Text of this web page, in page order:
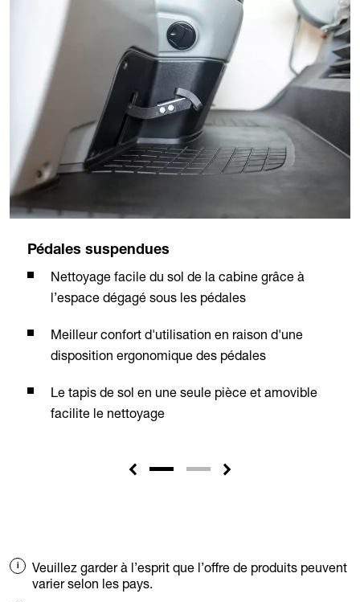
Pédales suspendues
Nettoyage facile du sol de la cabine grâce à
l’espace dégagé sous les pédales
Meilleur confort d'utilisation en raison d'une
disposition ergonomique des pédales
Le tapis de sol en une seule pièce et amovible
facilite le nettoyage
Veuillez garder à l’esprit que l’offre de produits peuvent
varier selon les pays.